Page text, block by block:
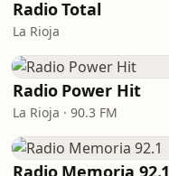
Radio Total
La Rioja
Radio Power Hit
La Rioja · 90.3 FM
Radio Memoria 92.1